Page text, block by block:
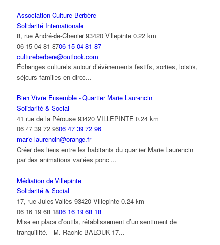
Association Culture Berbère
Solidarité Internationale
8, rue André-de-Chenier 93420 Villepinte 0.22 km
06 15 04 81 8706 15 04 81 87
cultureberbere@outlook.com
Échanges culturels autour d’évènements festifs, sorties, loisirs,
séjours familles en direc...
Bien Vivre Ensemble - Quartier Marie Laurencin
Solidarité & Social
41 rue de la Pérouse 93420 VILLEPINTE 0.24 km
06 47 39 72 9606 47 39 72 96
marie-laurencin@orange.fr
Créer des liens entre les habitants du quartier Marie Laurencin
par des animations variées ponct...
Médiation de Villepinte
Solidarité & Social
17, rue Jules-Vallès 93420 Villepinte 0.24 km
06 16 19 68 1806 16 19 68 18
Mise en place d’outils, rétablissement d’un sentiment de
tranquillité. M. Rachid BALOUK 17...